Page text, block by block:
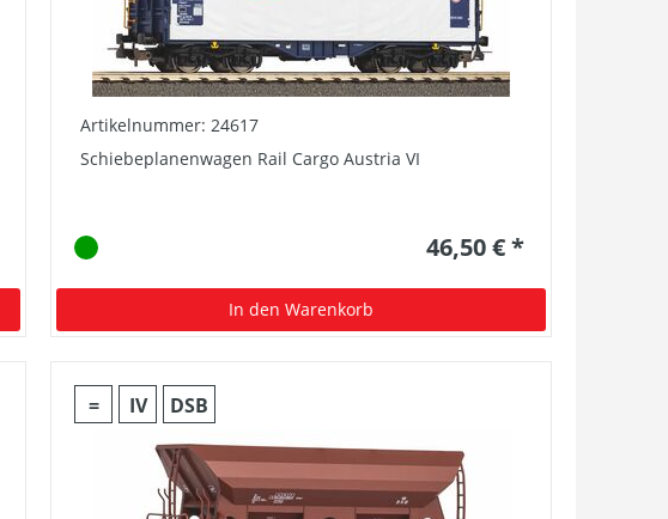
Artikelnummer: 24617
Schiebeplanenwagen Rail Cargo Austria VI
46,50 € *
In den Warenkorb
= IV DSB